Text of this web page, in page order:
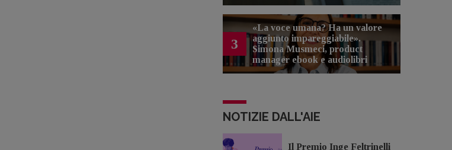
3
«La voce umana? Ha un valore
aggiunto impareggiabile».
Simona Musmeci, product
manager ebook e audiolibri
NOTIZIE DALL'AIE
Il Premio Inge Feltrinelli